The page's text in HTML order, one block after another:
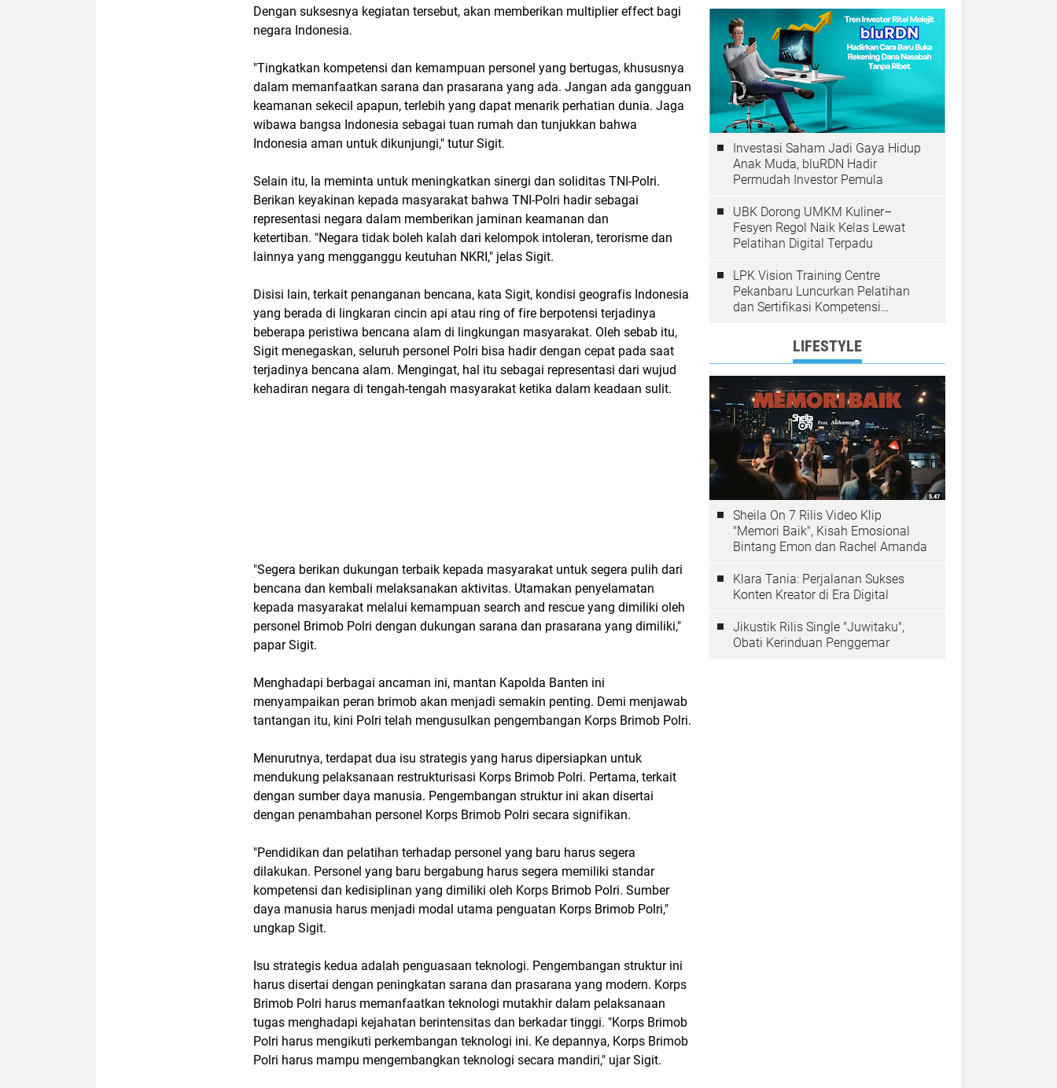
Dengan suksesnya kegiatan tersebut, akan memberikan multiplier effect bagi
negara Indonesia.
"Tingkatkan kompetensi dan kemampuan personel yang bertugas, khususnya
dalam memanfaatkan sarana dan prasarana yang ada. Jangan ada gangguan
keamanan sekecil apapun, terlebih yang dapat menarik perhatian dunia. Jaga
wibawa bangsa Indonesia sebagai tuan rumah dan tunjukkan bahwa
Indonesia aman untuk dikunjungi," tutur Sigit.
Selain itu, Ia meminta untuk meningkatkan sinergi dan soliditas TNI-Polri.
Berikan keyakinan kepada masyarakat bahwa TNI-Polri hadir sebagai
representasi negara dalam memberikan jaminan keamanan dan
ketertiban. "Negara tidak boleh kalah dari kelompok intoleran, terorisme dan
lainnya yang mengganggu keutuhan NKRI," jelas Sigit.
Disisi lain, terkait penanganan bencana, kata Sigit, kondisi geografis Indonesia
yang berada di lingkaran cincin api atau ring of fire berpotensi terjadinya
beberapa peristiwa bencana alam di lingkungan masyarakat. Oleh sebab itu,
Sigit menegaskan, seluruh personel Polri bisa hadir dengan cepat pada saat
terjadinya bencana alam. Mengingat, hal itu sebagai representasi dari wujud
kehadiran negara di tengah-tengah masyarakat ketika dalam keadaan sulit.
"Segera berikan dukungan terbaik kepada masyarakat untuk segera pulih dari
bencana dan kembali melaksanakan aktivitas. Utamakan penyelamatan
kepada masyarakat melalui kemampuan search and rescue yang dimiliki oleh
personel Brimob Polri dengan dukungan sarana dan prasarana yang dimiliki,"
papar Sigit.
Menghadapi berbagai ancaman ini, mantan Kapolda Banten ini
menyampaikan peran brimob akan menjadi semakin penting. Demi menjawab
tantangan itu, kini Polri telah mengusulkan pengembangan Korps Brimob Polri.
Menurutnya, terdapat dua isu strategis yang harus dipersiapkan untuk
mendukung pelaksanaan restrukturisasi Korps Brimob Polri. Pertama, terkait
dengan sumber daya manusia. Pengembangan struktur ini akan disertai
dengan penambahan personel Korps Brimob Polri secara signifikan.
"Pendidikan dan pelatihan terhadap personel yang baru harus segera
dilakukan. Personel yang baru bergabung harus segera memiliki standar
kompetensi dan kedisiplinan yang dimiliki oleh Korps Brimob Polri. Sumber
daya manusia harus menjadi modal utama penguatan Korps Brimob Polri,"
ungkap Sigit.
Isu strategis kedua adalah penguasaan teknologi. Pengembangan struktur ini
harus disertai dengan peningkatan sarana dan prasarana yang modern. Korps
Brimob Polri harus memanfaatkan teknologi mutakhir dalam pelaksanaan
tugas menghadapi kejahatan berintensitas dan berkadar tinggi. "Korps Brimob
Polri harus mengikuti perkembangan teknologi ini. Ke depannya, Korps Brimob
Polri harus mampu mengembangkan teknologi secara mandiri," ujar Sigit.
Investasi Saham Jadi Gaya Hidup
Anak Muda, bluRDN Hadir
Permudah Investor Pemula
UBK Dorong UMKM Kuliner–
Fesyen Regol Naik Kelas Lewat
Pelatihan Digital Terpadu
LPK Vision Training Centre
Pekanbaru Luncurkan Pelatihan
dan Sertifikasi Kompetensi
LIFESTYLE
Sheila On 7 Rilis Video Klip
"Memori Baik", Kisah Emosional
Bintang Emon dan Rachel Amanda
Klara Tania: Perjalanan Sukses
Konten Kreator di Era Digital
Jikustik Rilis Single "Juwitaku",
Obati Kerinduan Penggemar